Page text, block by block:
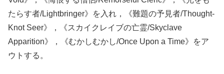
たらす者/Lightbringer》を入れ，《難題の予見者/Thought-
Knot Seer》，《スカイクレイブの亡霊/Skyclave
Apparition》，《むかしむかし/Once Upon a Time》をア
ウトする。